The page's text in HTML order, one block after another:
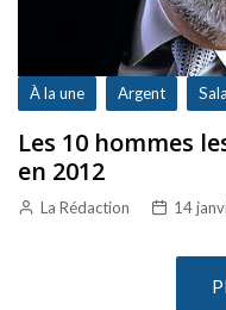
À la une Argent
Les 10 hommes
en 2012
La Rédaction 14